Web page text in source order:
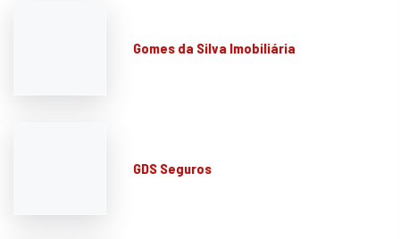
Gomes da Silva Imobiliária
GDS Seguros